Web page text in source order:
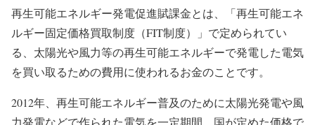
再生可能エネルギー発電促進賦課金とは、「再生可能エネ
ルギー固定価格買取制度（FIT制度）」で定められてい
る、太陽光や風力等の再生可能エネルギーで発電した電気
を買い取るための費用に使われるお金のことです。
2012年、再生可能エネルギー普及のために太陽光発電や風
力発電などで作られた電気を一定期間、国が定めた価格で